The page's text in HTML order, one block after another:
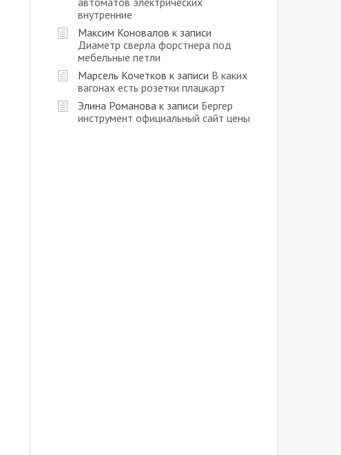
внутренние
Максим Коновалов к записи
Диаметр сверла форстнера под
мебельные петли
Марсель Кочетков к записи В каких
вагонах есть розетки плацкарт
Элина Романова к записи Бергер
инструмент официальный сайт цены